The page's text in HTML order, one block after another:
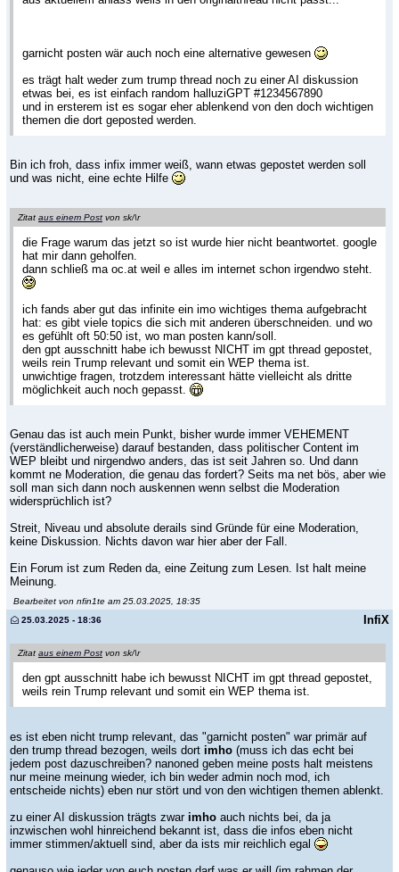
garnicht posten wär auch noch eine alternative gewesen
es trägt halt weder zum trump thread noch zu einer AI diskussion
etwas bei, es ist einfach random halluziGPT #1234567890
und in ersterem ist es sogar eher ablenkend von den doch wichtigen
themen die dort geposted werden.
Bin ich froh, dass infix immer weiß, wann etwas gepostet werden soll
und was nicht, eine echte Hilfe
Zitat aus einem Post von sk/\r
die Frage warum das jetzt so ist wurde hier nicht beantwortet. google
hat mir dann geholfen.
dann schließ ma oc.at weil e alles im internet schon irgendwo steht.
ich fands aber gut das infinite ein imo wichtiges thema aufgebracht
hat: es gibt viele topics die sich mit anderen überschneiden. und wo
es gefühlt oft 50:50 ist, wo man posten kann/soll.
den gpt ausschnitt habe ich bewusst NICHT im gpt thread gepostet,
weils rein Trump relevant und somit ein WEP thema ist.
unwichtige fragen, trotzdem interessant hätte vielleicht als dritte
möglichkeit auch noch gepasst.
Genau das ist auch mein Punkt, bisher wurde immer VEHEMENT
(verständlicherweise) darauf bestanden, dass politischer Content im
WEP bleibt und nirgendwo anders, das ist seit Jahren so. Und dann
kommt ne Moderation, die genau das fordert? Seits ma net bös, aber wie
soll man sich dann noch auskennen wenn selbst die Moderation
widersprüchlich ist?
Streit, Niveau und absolute derails sind Gründe für eine Moderation,
keine Diskussion. Nichts davon war hier aber der Fall.
Ein Forum ist zum Reden da, eine Zeitung zum Lesen. Ist halt meine
Meinung.
Bearbeitet von nfin1te am 25.03.2025, 18:35
InfiX
25.03.2025 - 18:36
Zitat aus einem Post von sk/\r
den gpt ausschnitt habe ich bewusst NICHT im gpt thread gepostet,
weils rein Trump relevant und somit ein WEP thema ist.
es ist eben nicht trump relevant, das "garnicht posten" war primär auf
den trump thread bezogen, weils dort imho (muss ich das echt bei
jedem post dazuschreiben? nanoned geben meine posts halt meistens
nur meine meinung wieder, ich bin weder admin noch mod, ich
entscheide nichts) eben nur stört und von den wichtigen themen ablenkt.
zu einer AI diskussion trägts zwar imho auch nichts bei, da ja
inzwischen wohl hinreichend bekannt ist, dass die infos eben nicht
immer stimmen/aktuell sind, aber da ists mir reichlich egal